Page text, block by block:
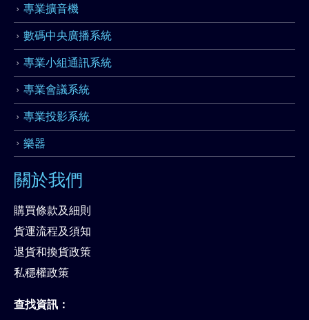
專業擴音機
數碼中央廣播系統
專業小組通訊系統
專業會議系統
專業投影系統
樂器
關於我們
購買條款及細則
貨運流程及須知
退貨和換貨政策
私穩權政策
查找資訊：